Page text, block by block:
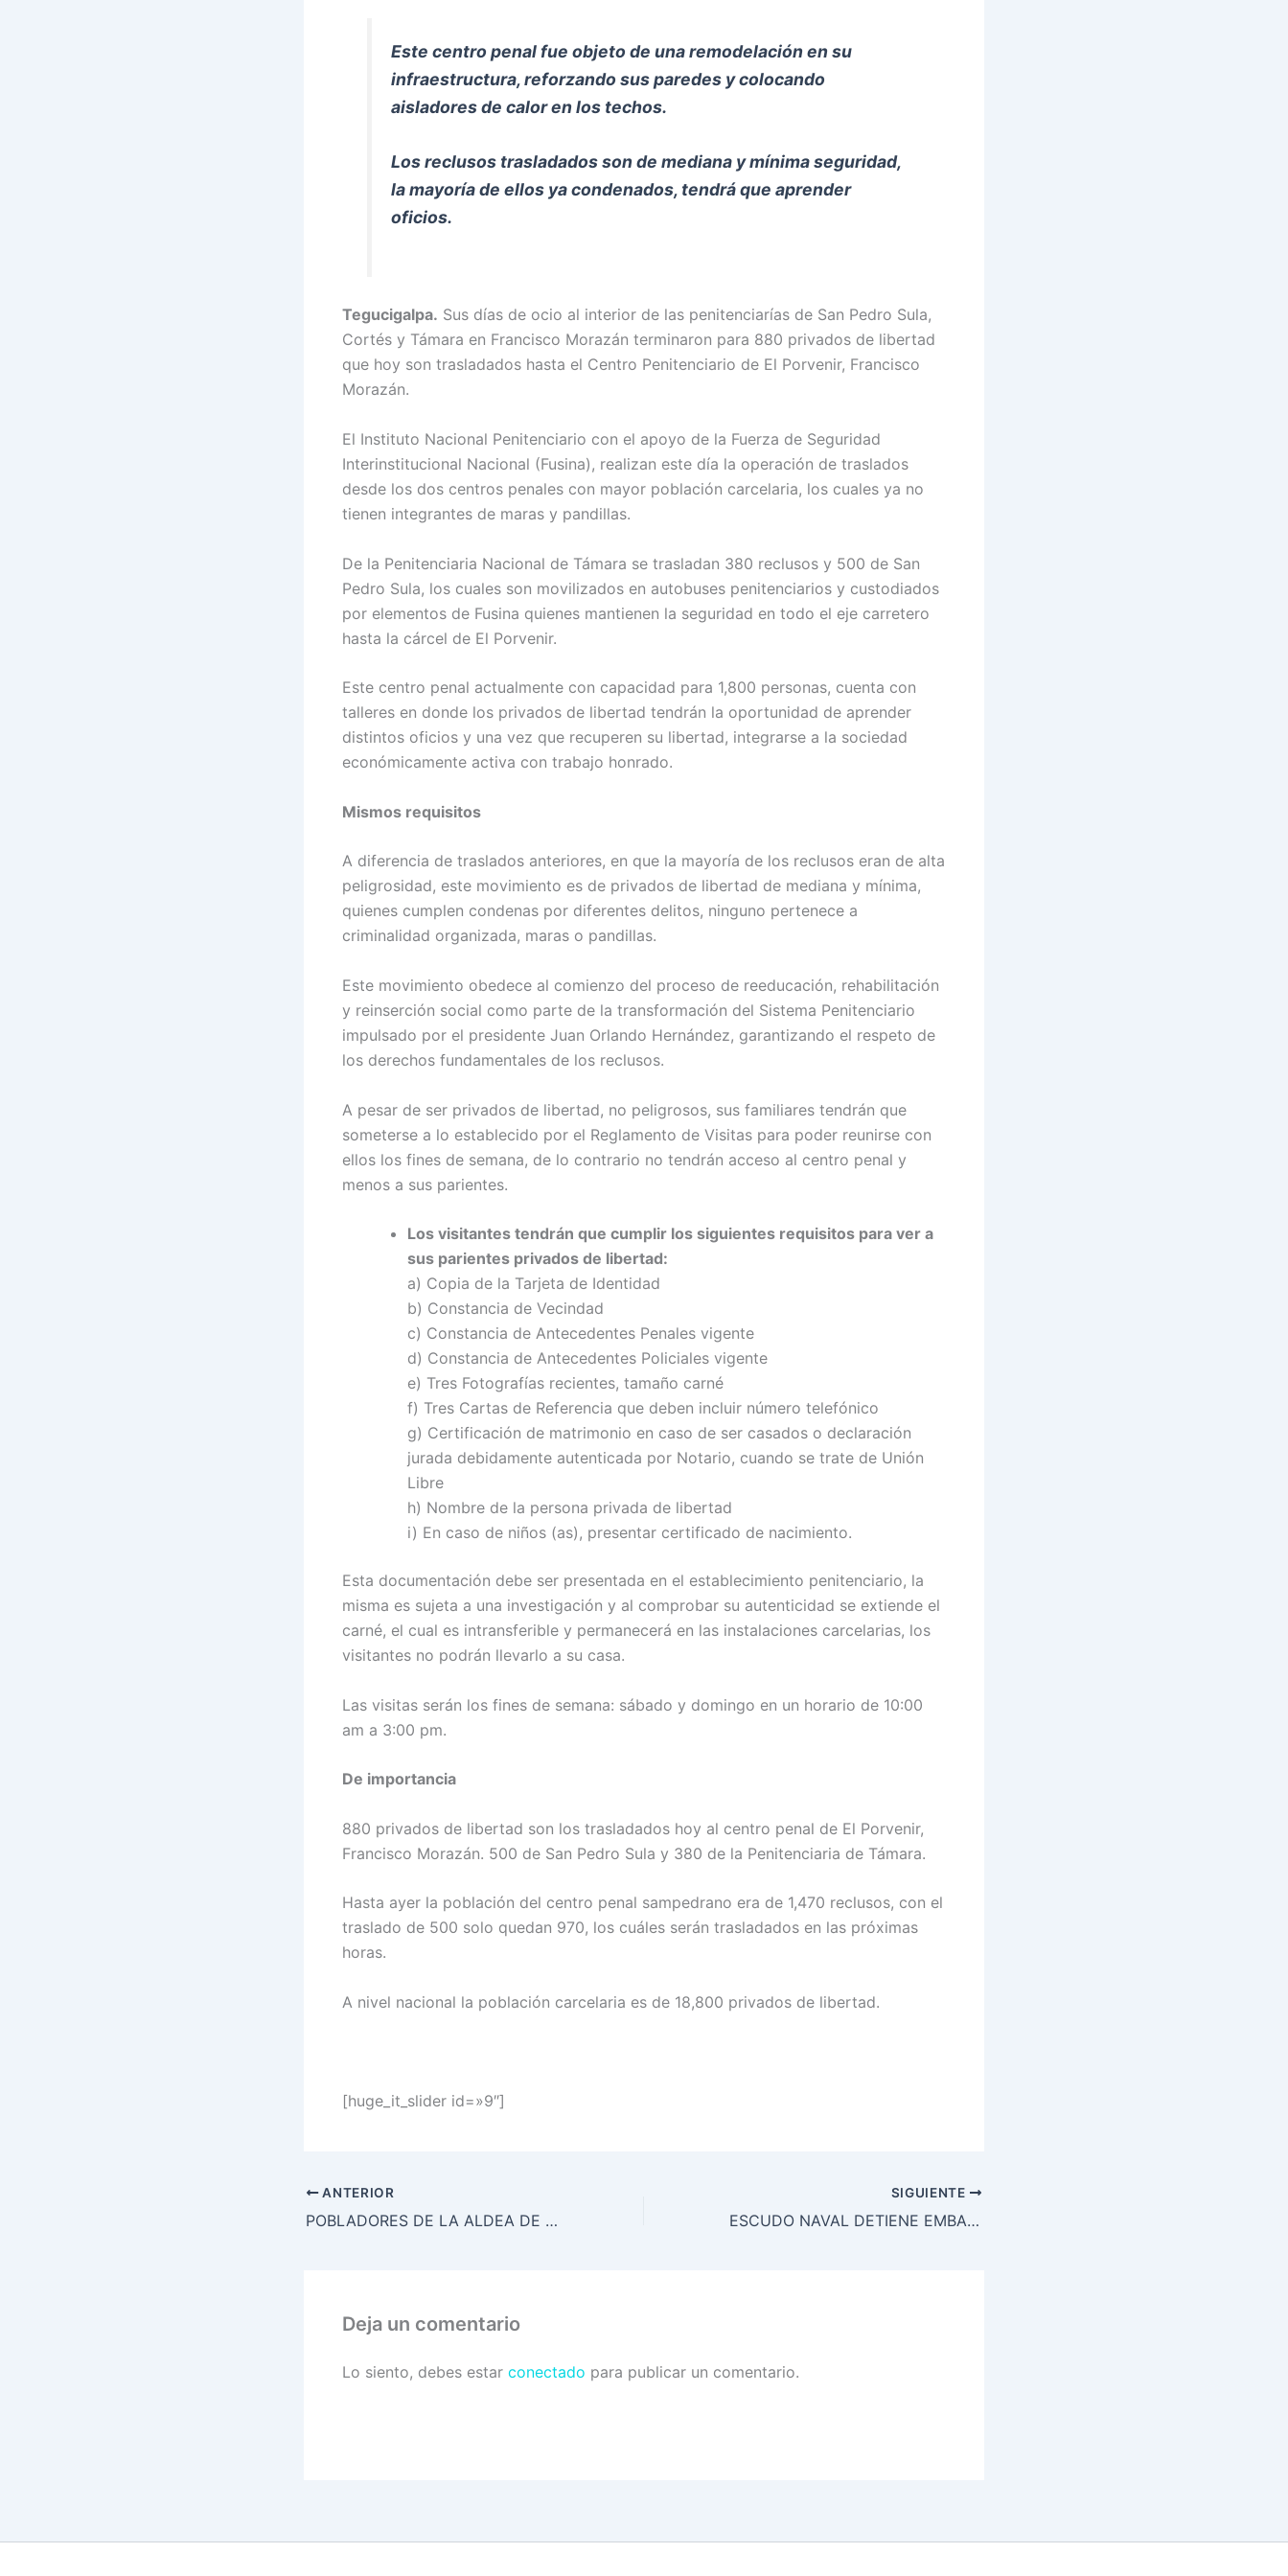
Este centro penal fue objeto de una remodelación en su
infraestructura, reforzando sus paredes y colocando
aisladores de calor en los techos.
Los reclusos trasladados son de mediana y mínima seguridad,
la mayoría de ellos ya condenados, tendrá que aprender
oficios.
Tegucigalpa. Sus días de ocio al interior de las penitenciarías de San Pedro Sula,
Cortés y Támara en Francisco Morazán terminaron para 880 privados de libertad
que hoy son trasladados hasta el Centro Penitenciario de El Porvenir, Francisco
Morazán.
El Instituto Nacional Penitenciario con el apoyo de la Fuerza de Seguridad
Interinstitucional Nacional (Fusina), realizan este día la operación de traslados
desde los dos centros penales con mayor población carcelaria, los cuales ya no
tienen integrantes de maras y pandillas.
De la Penitenciaria Nacional de Támara se trasladan 380 reclusos y 500 de San
Pedro Sula, los cuales son movilizados en autobuses penitenciarios y custodiados
por elementos de Fusina quienes mantienen la seguridad en todo el eje carretero
hasta la cárcel de El Porvenir.
Este centro penal actualmente con capacidad para 1,800 personas, cuenta con
talleres en donde los privados de libertad tendrán la oportunidad de aprender
distintos oficios y una vez que recuperen su libertad, integrarse a la sociedad
económicamente activa con trabajo honrado.
Mismos requisitos
A diferencia de traslados anteriores, en que la mayoría de los reclusos eran de alta
peligrosidad, este movimiento es de privados de libertad de mediana y mínima,
quienes cumplen condenas por diferentes delitos, ninguno pertenece a
criminalidad organizada, maras o pandillas.
Este movimiento obedece al comienzo del proceso de reeducación, rehabilitación
y reinserción social como parte de la transformación del Sistema Penitenciario
impulsado por el presidente Juan Orlando Hernández, garantizando el respeto de
los derechos fundamentales de los reclusos.
A pesar de ser privados de libertad, no peligrosos, sus familiares tendrán que
someterse a lo establecido por el Reglamento de Visitas para poder reunirse con
ellos los fines de semana, de lo contrario no tendrán acceso al centro penal y
menos a sus parientes.
Los visitantes tendrán que cumplir los siguientes requisitos para ver a
sus parientes privados de libertad:
a) Copia de la Tarjeta de Identidad
b) Constancia de Vecindad
c) Constancia de Antecedentes Penales vigente
d) Constancia de Antecedentes Policiales vigente
e) Tres Fotografías recientes, tamaño carné
f) Tres Cartas de Referencia que deben incluir número telefónico
g) Certificación de matrimonio en caso de ser casados o declaración
jurada debidamente autenticada por Notario, cuando se trate de Unión
Libre
h) Nombre de la persona privada de libertad
i) En caso de niños (as), presentar certificado de nacimiento.
Esta documentación debe ser presentada en el establecimiento penitenciario, la
misma es sujeta a una investigación y al comprobar su autenticidad se extiende el
carné, el cual es intransferible y permanecerá en las instalaciones carcelarias, los
visitantes no podrán llevarlo a su casa.
Las visitas serán los fines de semana: sábado y domingo en un horario de 10:00
am a 3:00 pm.
De importancia
880 privados de libertad son los trasladados hoy al centro penal de El Porvenir,
Francisco Morazán. 500 de San Pedro Sula y 380 de la Penitenciaria de Támara.
Hasta ayer la población del centro penal sampedrano era de 1,470 reclusos, con el
traslado de 500 solo quedan 970, los cuáles serán trasladados en las próximas
horas.
A nivel nacional la población carcelaria es de 18,800 privados de libertad.
[huge_it_slider id=»9″]
ANTERIOR
POBLADORES DE LA ALDEA DE PUNTA RATÓN BENEFICIADOS CON BRIGADA MÉDICA.
SIGUIENTE
ESCUDO NAVAL DETIENE EMBARCACIÓN EN BARRA DE PATUCA
Deja un comentario
Lo siento, debes estar conectado para publicar un comentario.